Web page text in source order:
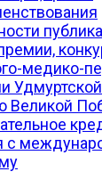
медико-
Великой
с